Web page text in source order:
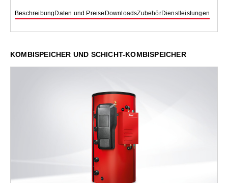
Beschreibung Daten und Preise DownloadsZubehörDienstleistungen
KOMBISPEICHER UND SCHICHT-KOMBISPEICHER